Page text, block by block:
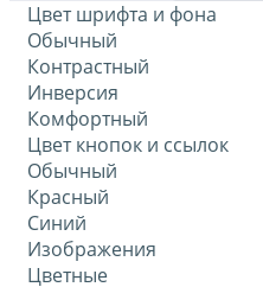
Цвет шрифта и фона
Обычный
Контрастный
Инверсия
Комфортный
Цвет кнопок и ссылок
Обычный
Красный
Синий
Изображения
Цветные